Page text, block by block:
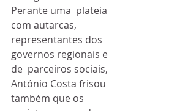
Perante uma  plateia
com autarcas,
representantes dos
governos regionais e
de  parceiros sociais,
António Costa frisou
também que os